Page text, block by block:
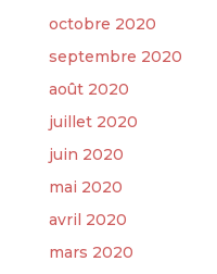
octobre 2020
septembre 2020
août 2020
juillet 2020
juin 2020
mai 2020
avril 2020
mars 2020